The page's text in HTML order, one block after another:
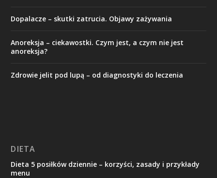
Dopalacze – skutki zatrucia. Objawy zażywania
Anoreksja – ciekawostki. Czym jest, a czym nie jest
anoreksja?
Zdrowie jelit pod lupą – od diagnostyki do leczenia
DIETA
Dieta 5 posiłków dziennie – korzyści, zasady i przykłady
menu